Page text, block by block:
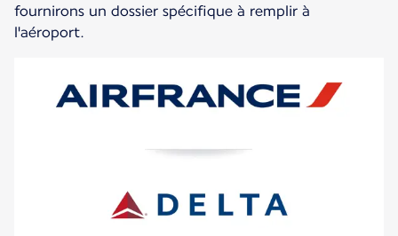
fournirons un dossier spécifique à remplir à
l'aéroport.